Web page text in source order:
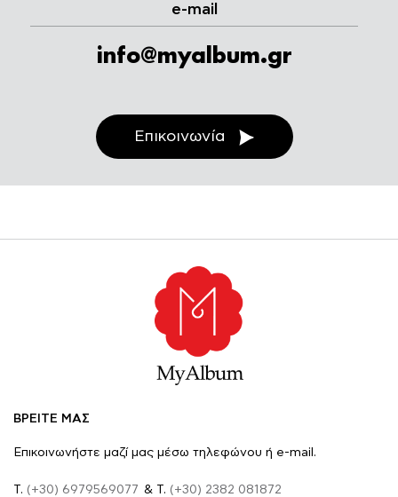
e-mail
info@myalbum.gr
Επικοινωνία
ΒΡΕΙΤΕ ΜΑΣ
Επικοινωνήστε μαζί μας μέσω τηλεφώνου ή e-mail.
Τ. (+30) 6979569077 & Τ. (+30) 2382 081872